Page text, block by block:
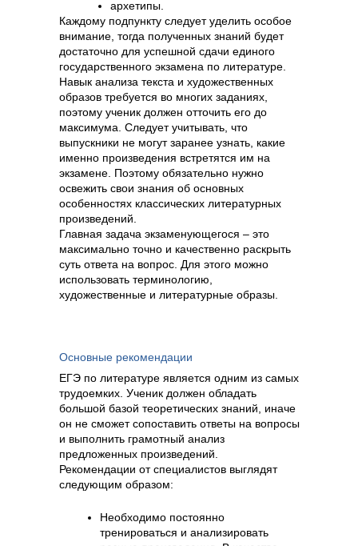
Основные рекомендации
ЕГЭ по литературе является одним из самых
трудоемких. Ученик должен обладать
большой базой теоретических знаний, иначе
он не сможет сопоставить ответы на вопросы
и выполнить грамотный анализ
предложенных произведений.
Рекомендации от специалистов выглядят
следующим образом:
архетипы.
Каждому подпункту следует уделить особое
внимание, тогда полученных знаний будет
достаточно для успешной сдачи единого
государственного экзамена по литературе.
Навык анализа текста и художественных
образов требуется во многих заданиях,
поэтому ученик должен отточить его до
максимума. Следует учитывать, что
выпускники не могут заранее узнать, какие
именно произведения встретятся им на
экзамене. Поэтому обязательно нужно
освежить свои знания об основных
особенностях классических литературных
произведений.
Главная задача экзаменующегося – это
максимально точно и качественно раскрыть
суть ответа на вопрос. Для этого можно
использовать терминологию,
художественные и литературные образы.
Необходимо постоянно
тренироваться и анализировать